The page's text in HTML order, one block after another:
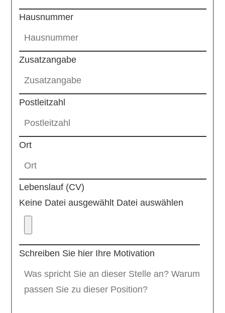
Hausnummer
Zusatzangabe
Postleitzahl
Ort
Lebenslauf (CV)
Keine Datei ausgewählt Datei auswählen
Schreiben Sie hier Ihre Motivation